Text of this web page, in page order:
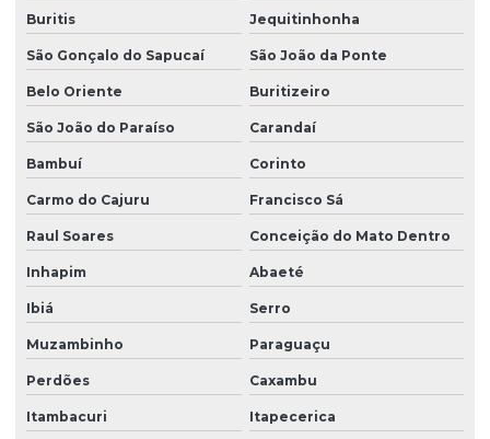
Buritis Jequitinhonha
São Gonçalo do Sapucaí São João da Ponte
Belo Oriente Buritizeiro
São João do Paraíso Carandaí
Bambuí Corinto
Carmo do Cajuru Francisco Sá
Raul Soares Conceição do Mato Dentro
Inhapim Abaeté
Ibiá Serro
Muzambinho Paraguaçu
Perdões Caxambu
Itambacuri Itapecerica